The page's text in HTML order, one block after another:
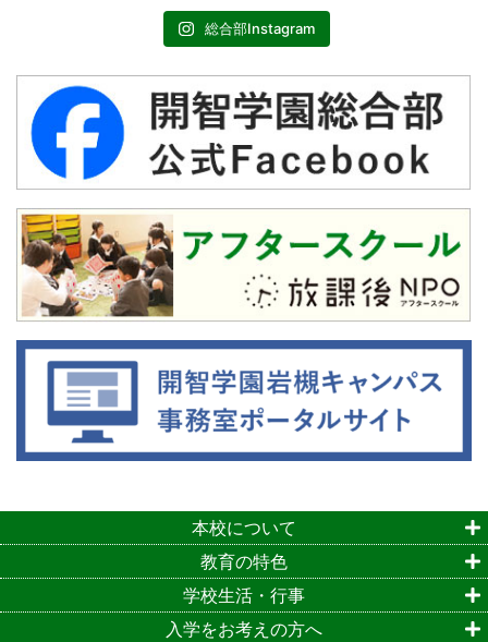
総合部Instagram
本校について
教育の特色
学校生活・行事
入学をお考えの方へ